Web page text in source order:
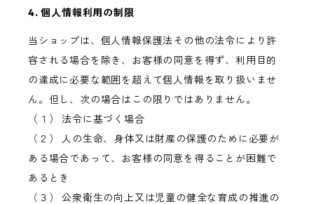
4. 個人情報利用の制限
当ショップは、個人情報保護法その他の法令により許
容される場合を除き、お客様の同意を得ず、利用目的
の達成に必要な範囲を超えて個人情報を取り扱いませ
ん。但し、次の場合はこの限りではありません。
（１） 法令に基づく場合
（２） 人の生命、身体又は財産の保護のために必要が
ある場合であって、お客様の同意を得ることが困難で
あるとき
（３） 公衆衛生の向上又は児童の健全な育成の推進の